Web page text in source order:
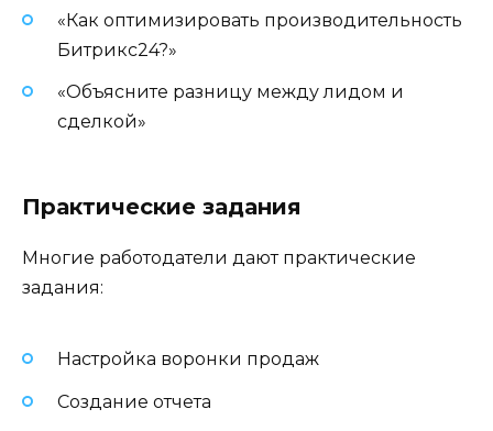
«Как оптимизировать производительность
Битрикс24?»
«Объясните разницу между лидом и
сделкой»
Практические задания
Многие работодатели дают практические
задания:
Настройка воронки продаж
Создание отчета